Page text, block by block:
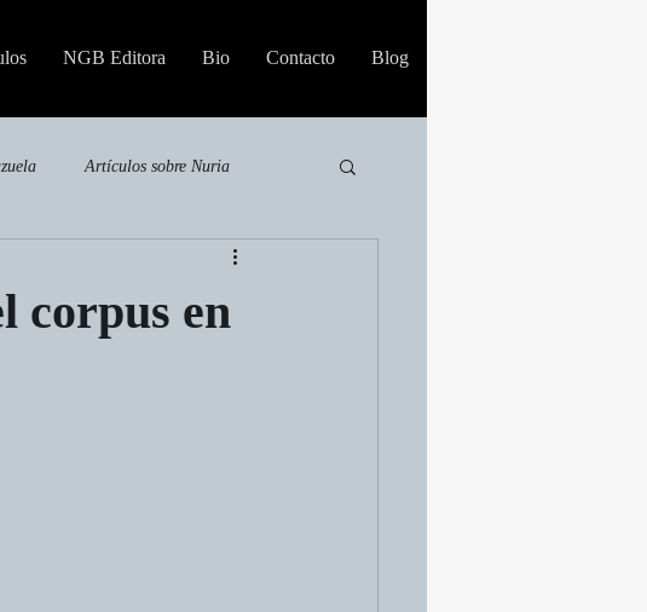
NGB Editora Bio Contacto Blog
Artículos sobre Nuria
corpus en